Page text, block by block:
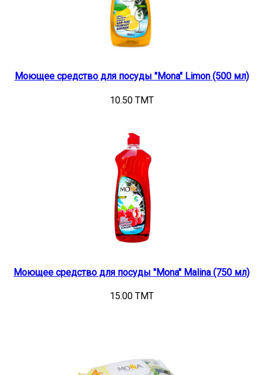
Моющее средство для посуды "Mona" Limon (500 мл)
10.50 TMT
Моющее средство для посуды "Mona" Malina (750 мл)
15.00 TMT